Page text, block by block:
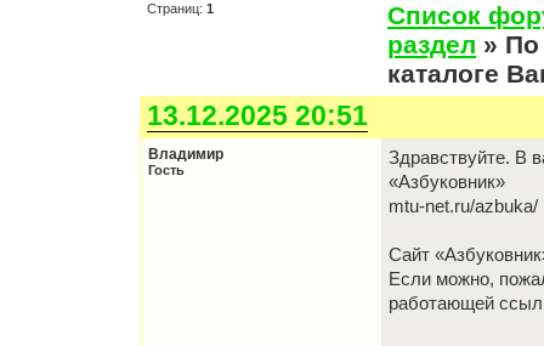
Страниц: 1
Список
раздел »
каталоге
13.12.2025 20:51
Владимир
Гость
Здравствуйте. В
«Азбуковник»
mtu-net.ru/azbuka/
Сайт
Если можно,
работающей